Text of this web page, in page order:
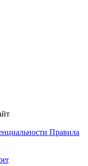
Правила